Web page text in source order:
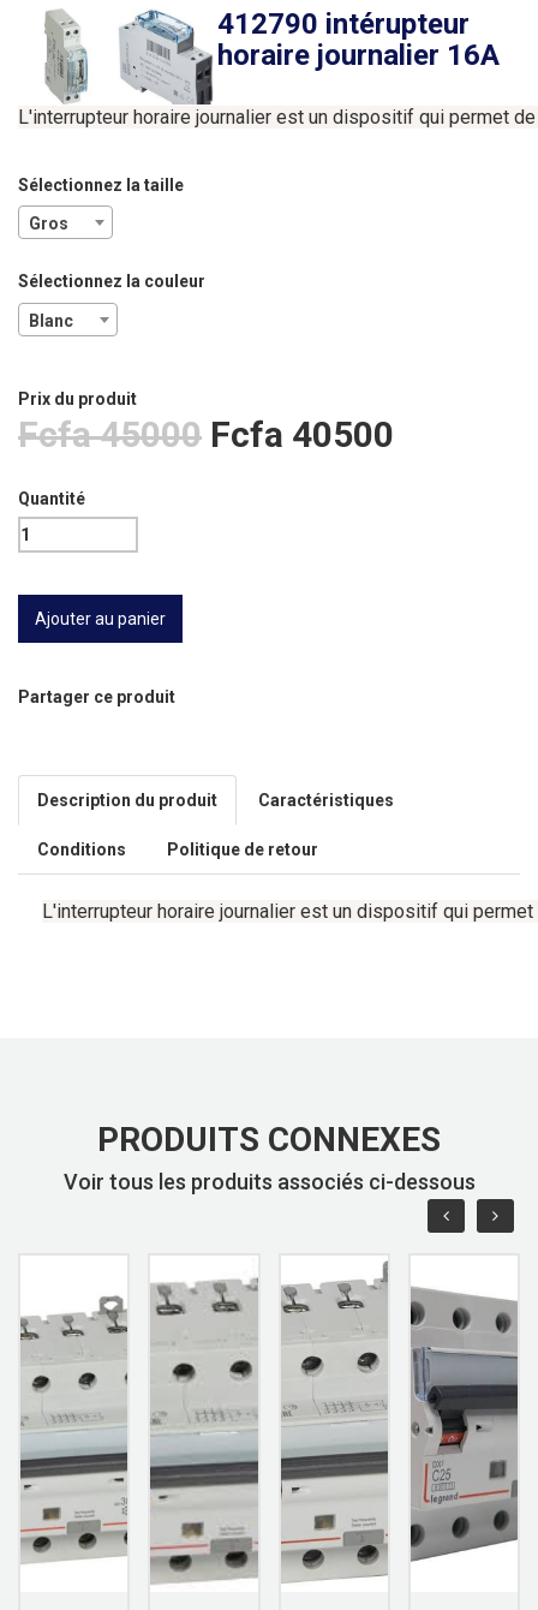
412790 intérupteur
horaire journalier 16A
L'interrupteur horaire journalier est un dispositif qui permet
Sélectionnez la taille
Gros
Sélectionnez la couleur
Blanc
Prix ​​du produit
Fcfa 45000 Fcfa 40500
Quantité
Partager ce produit
Description du produit Caractéristiques
Conditions Politique de retour
L'interrupteur horaire journalier est un dispositif qui permet
PRODUITS CONNEXES
Voir tous les produits associés ci-dessous